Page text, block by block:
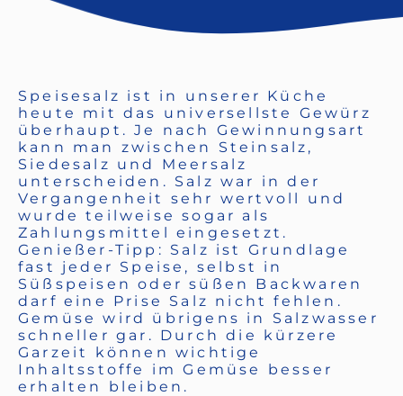
Speisesalz ist in unserer Küche
heute mit das universellste Gewürz
überhaupt. Je nach Gewinnungsart
kann man zwischen Steinsalz,
Siedesalz und Meersalz
unterscheiden. Salz war in der
Vergangenheit sehr wertvoll und
wurde teilweise sogar als
Zahlungsmittel eingesetzt.
Genießer-Tipp: Salz ist Grundlage
fast jeder Speise, selbst in
Süßspeisen oder süßen Backwaren
darf eine Prise Salz nicht fehlen.
Gemüse wird übrigens in Salzwasser
schneller gar. Durch die kürzere
Garzeit können wichtige
Inhaltsstoffe im Gemüse besser
erhalten bleiben.